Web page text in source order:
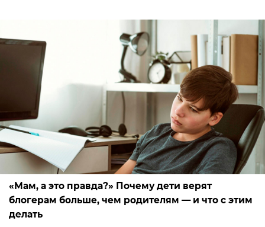
«Мам, а это правда?» Почему дети верят
блогерам больше, чем родителям — и что с этим
делать